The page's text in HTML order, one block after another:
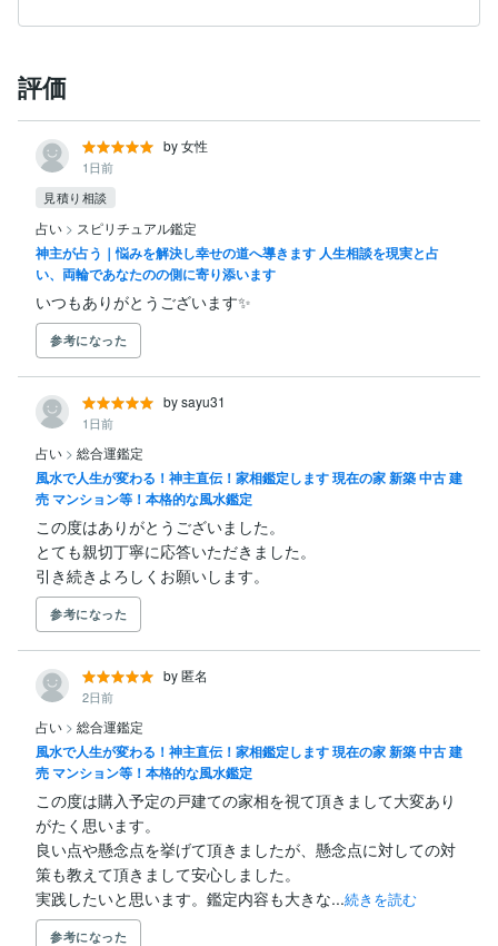
評価
by 女性
1日前
見積り相談
占い > スピリチュアル鑑定
神主が占う｜悩みを解決し幸せの道へ導きます 人生相談を現実と占
い、両輪であなたのの側に寄り添います
いつもありがとうございます✨
参考になった
by sayu31
1日前
占い > 総合運鑑定
風水で人生が変わる！神主直伝！家相鑑定します 現在の家 新築 中古 建
売 マンション等！本格的な風水鑑定
この度はありがとうございました。
とても親切丁寧に応答いただきました。
引き続きよろしくお願いします。
参考になった
by 匿名
2日前
占い > 総合運鑑定
風水で人生が変わる！神主直伝！家相鑑定します 現在の家 新築 中古 建
売 マンション等！本格的な風水鑑定
この度は購入予定の戸建ての家相を視て頂きまして大変あり
がたく思います。
良い点や懸念点を挙げて頂きましたが、懸念点に対しての対
策も教えて頂きまして安心しました。
実践したいと思います。鑑定内容も大きな...続きを読む
参考になった